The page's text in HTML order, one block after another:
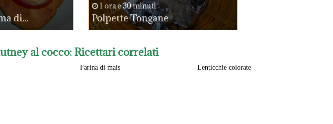
di...
1 ora e 30 minuti
Polpette Tongane
al cocco: Ricettari correlati
Farina di mais
Lenticchie colorate